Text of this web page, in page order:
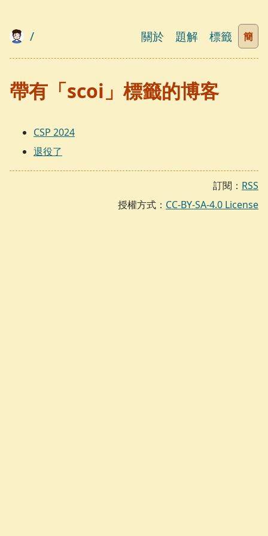
/ 關於 題解 標籤 簡
帶有「scoi」標籤的博客
CSP 2024
退役了
訂閱： RSS
授權方式： CC-BY-SA-4.0 License